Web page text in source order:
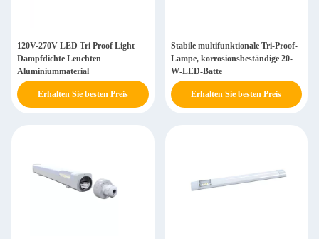
120V-270V LED Tri Proof Light
Dampfdichte Leuchten
Aluminiummaterial
Erhalten Sie besten Preis
Stabile multifunktionale Tri-Proof-
Lampe, korrosionsbeständige 20-
W-LED-Batte
Erhalten Sie besten Preis